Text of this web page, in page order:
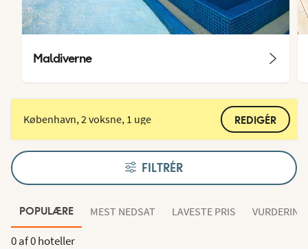
Maldiverne
København, 2 voksne, 1 uge REDIGÉR
FILTRÉR
POPULÆRE MEST NEDSAT LAVESTE PRIS VURDERING
0 af0 hoteller